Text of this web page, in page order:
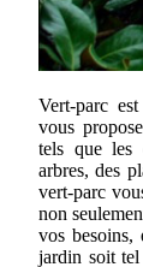
Vert-parc
vous
tels que les
arbres, des
vert-parc
non
vos besoins,
jardin soit tel